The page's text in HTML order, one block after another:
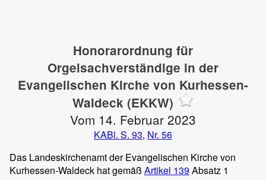
Honorarordnung für
Orgelsachverständige in der
Evangelischen Kirche von Kurhessen-
Waldeck (EKKW)
Vom 14. Februar 2023
KABl. S. 93, Nr. 56
Das Landeskirchenamt der Evangelischen Kirche von
Kurhessen-Waldeck hat gemäß Artikel 139Absatz 1